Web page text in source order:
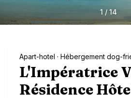
1 / 14
Apart-hotel · Hébergement dog-
L'Impératrice
Résidence